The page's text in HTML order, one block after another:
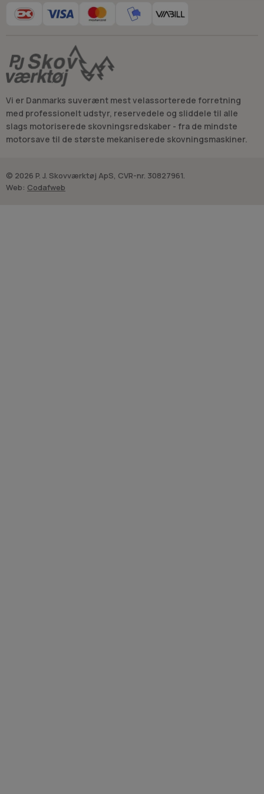
Vi er Danmarks suverænt mest velassorterede forretning
med professionelt udstyr, reservedele og sliddele til alle
slags motoriserede skovningsredskaber - fra de mindste
motorsave til de største mekaniserede skovningsmaskiner.
© 2026 P. J. Skovværktøj ApS, CVR-nr. 30827961.
Web: Codafweb